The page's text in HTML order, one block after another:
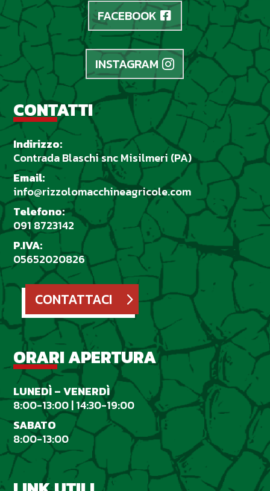
FACEBOOK
INSTAGRAM
CONTATTI
Indirizzo:
Contrada Blaschi snc Misilmeri (PA)
Email:
info@rizzolomacchineagricole.com
Telefono:
091 8723142
P.IVA:
05652020826
CONTATTACI
ORARI APERTURA
LUNEDÌ– VENERDÌ
8:00-13:00 | 14:30-19:00
SABATO
8:00-13:00